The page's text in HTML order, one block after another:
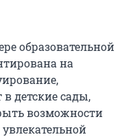
образовательной
на
детские сады,
возможности